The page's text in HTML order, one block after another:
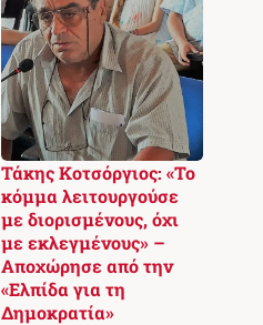
Τάκης Κοτσόργιος: «Το
κόμμα λειτουργούσε
με διορισμένους, όχι
με εκλεγμένους» –
Αποχώρησε από την
«Ελπίδα για τη
Δημοκρατία»